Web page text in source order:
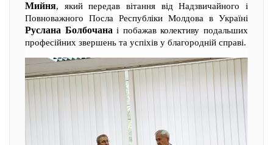
Мийня, який передав вітання від Надзвичайного і
Повноважного Посла Республіки Молдова в Україні
Руслана Болбочана і побажав колективу подальших
професійних звершень та успіхів у благородній справі.